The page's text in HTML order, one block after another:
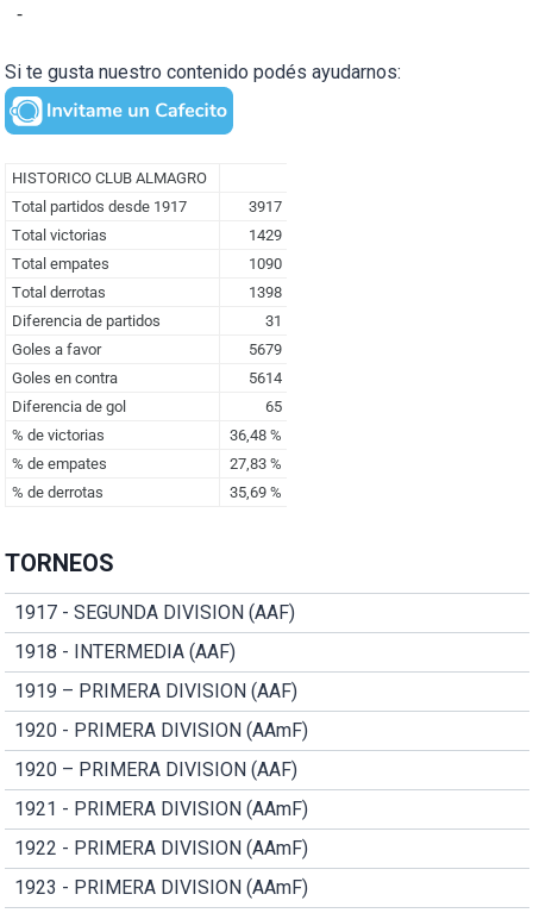
-
Si te gusta nuestro contenido podés ayudarnos:
TORNEOS
1917 - SEGUNDA DIVISION (AAF)
1918 - INTERMEDIA (AAF)
1919 – PRIMERA DIVISION (AAF)
1920 - PRIMERA DIVISION (AAmF)
1920 – PRIMERA DIVISION (AAF)
1921 - PRIMERA DIVISION (AAmF)
1922 - PRIMERA DIVISION (AAmF)
1923 - PRIMERA DIVISION (AAmF)